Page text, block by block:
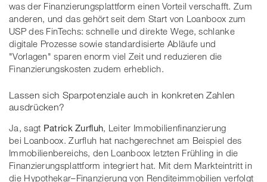
was der Finanzierungsplattform einen Vorteil verschafft. Zum
anderen, und das gehört seit dem Start von Loanboox zum
USP des FinTechs: schnelle und direkte Wege, schlanke
digitale Prozesse sowie standardisierte Abläufe und
"Vorlagen" sparen enorm viel Zeit und reduzieren die
Finanzierungskosten zudem erheblich.
Lassen sich Sparpotenziale auch in konkreten Zahlen
ausdrücken?
Ja, sagt Patrick Zurfluh, Leiter Immobilienfinanzierung
bei Loanboox. Zurfluh hat nachgerechnet am Beispiel des
Immobilienbereichs, den Loanboox letzten Frühling in die
Finanzierungsplattform integriert hat. Mit dem Markteintritt in
die Hypothekar–Finanzierung von Renditeimmobilien verfolgt